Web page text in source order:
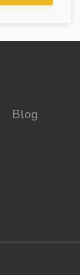
Blog